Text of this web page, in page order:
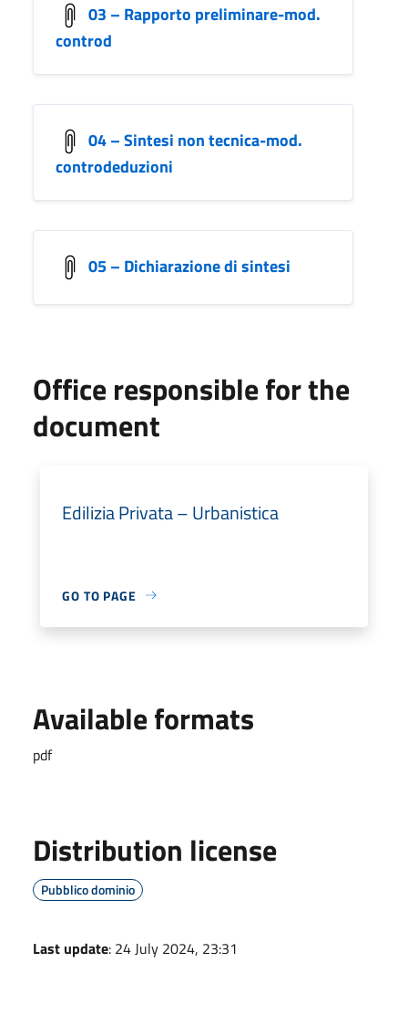
03 – Rapporto preliminare-mod.
controd
04 – Sintesi non tecnica-mod.
controdeduzioni
05 – Dichiarazione di sintesi
Office responsible for the
document
Edilizia Privata – Urbanistica
GO TO PAGE
Available formats
pdf
Distribution license
Pubblico dominio
Last update: 24 July 2024, 23:31